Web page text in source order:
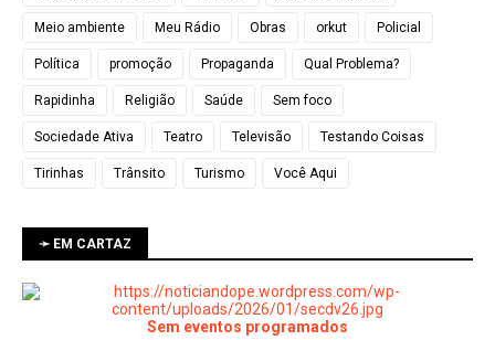
Meio ambiente Meu Rádio Obras orkut Policial
Política promoção Propaganda Qual Problema?
Rapidinha Religião Saúde Sem foco
Sociedade Ativa Teatro Televisão Testando Coisas
Tirinhas Trânsito Turismo Você Aqui
➛ EM CARTAZ
Sem eventos programados